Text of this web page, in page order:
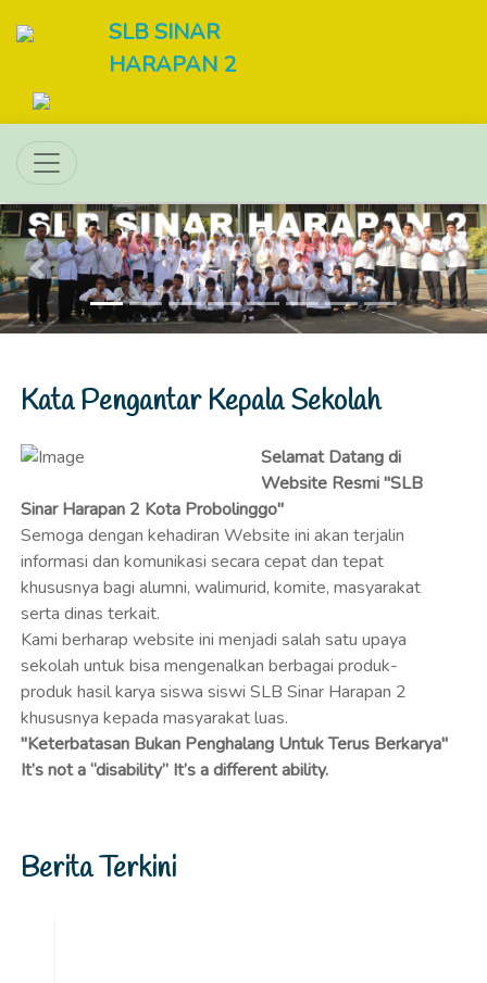
SLB SINAR
HARAPAN 2
Previous Next
Kata Pengantar Kepala Sekolah
Selamat Datang di
Website Resmi "SLB
Sinar Harapan 2 Kota Probolinggo"
Semoga dengan kehadiran Website ini akan terjalin
informasi dan komunikasi secara cepat dan tepat
khususnya bagi alumni, walimurid, komite, masyarakat
serta dinas terkait.
Kami berharap website ini menjadi salah satu upaya
sekolah untuk bisa mengenalkan berbagai produk-
produk hasil karya siswa siswi SLB Sinar Harapan 2
khususnya kepada masyarakat luas.
"Keterbatasan Bukan Penghalang Untuk Terus Berkarya"
It’s not a “disability” It’s a different ability.
Berita Terkini